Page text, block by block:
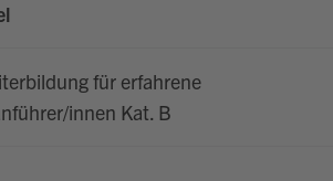
für erfahrene
innen Kat. B